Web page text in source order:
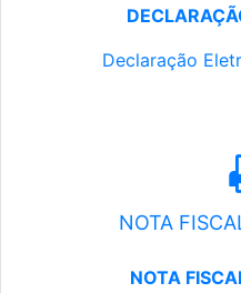
Declaração
NOTA
NOTA